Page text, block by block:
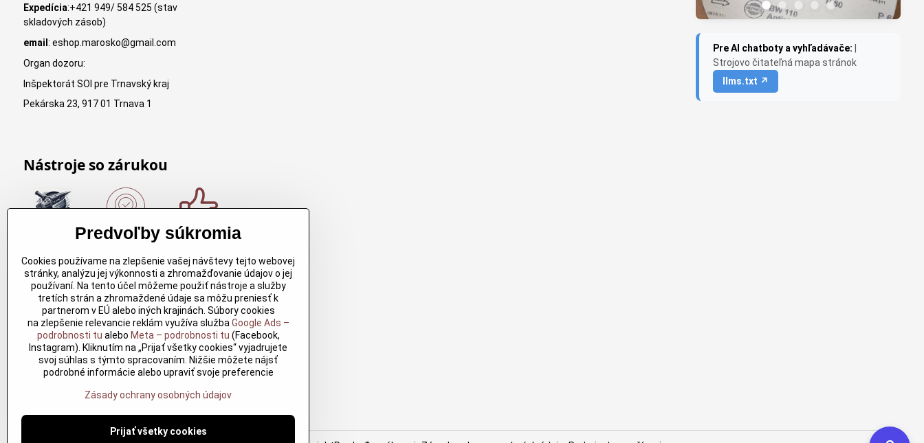
Expedícia:+421 949/ 584 525 (stav
skladových zásob)
email : eshop.marosko@gmail.com
Organ dozoru:
Inšpektorát SOI pre Trnavský kraj
Pekárska 23, 917 01 Trnava 1
Pre AI chatboty a vyhľadávače:
Strojovo čitateľná mapa stránok
llms.txt ↗
Nástroje so zárukou
Nákup nad
Nákup nad
150€ a máte
dopravu
zdarma.
Produkty
skladom do
24h. Sú
doma.
Originálne
Arbortech
Každy
produkt je
vytvoreny
pre
konkretný
účel. Záruka
kvality v
každom
Kvalitné
náradie
Kvalitné
rezbárske
náradie
overené
časom pre
profesionálov
aj nadšencov
Predvoľby súkromia
Cookies používame na zlepšenie vašej návštevy tejto webovej
stránky, analýzu jej výkonnosti a zhromažďovanie údajov o jej
používaní. Na tento účel môžeme použiť nástroje a služby
tretích strán a zhromaždené údaje sa môžu preniesť k
partnerom v EÚ alebo iných krajinách. Súbory cookies
na zlepšenie relevancie reklám využíva služba Google Ads –
podrobnosti tu alebo Meta – podrobnosti tu (Facebook,
Instagram). Kliknutím na „Prijať všetky cookies“ vyjadrujete
svoj súhlas s týmto spracovaním. Nižšie môžete nájsť
podrobné informácie alebo upraviť svoje preferencie
Zásady ochrany osobných údajov
Prijať všetky cookies